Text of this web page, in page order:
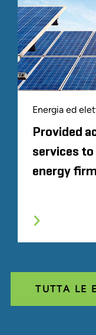
Energia ed
Provided
services to
energy firm
TUTTA LE